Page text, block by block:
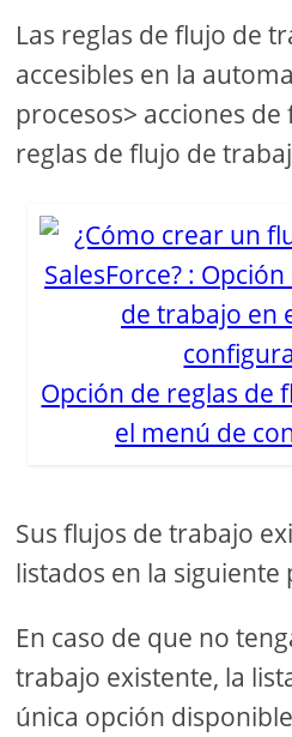
Las reglas de flujo de
accesibles en la
procesos> acciones
reglas de flujo de
Opción de reglas de
el menú de
Sus flujos de trabajo
listados en la siguiente
En caso de que no
trabajo existente, la
única opción